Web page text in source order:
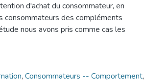
d'achat du consommateur, en
consommateurs des compléments
nous avons pris comme cas les
, Consommateurs -- Comportement,